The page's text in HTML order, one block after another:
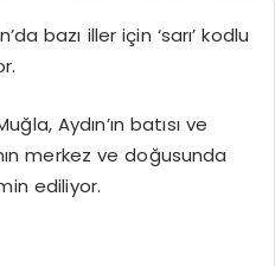
bazı iller için ‘sarı’ kodlu
Aydın’ın batısı ve
merkez ve doğusunda
ediliyor.